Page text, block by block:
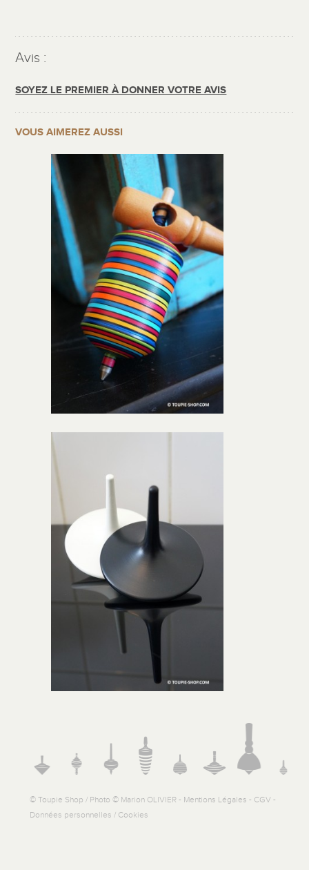
Avis :
SOYEZ LE PREMIER À DONNER VOTRE AVIS
VOUS AIMEREZ AUSSI
© Toupie Shop / Photo © Marion OLIVIER - Mentions Légales - CGV -
Données personnelles / Cookies